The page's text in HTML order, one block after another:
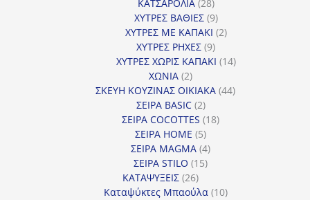
ΚΑΤΣΑΡΟΛΙΑ 28
προϊόντα
ΧΥΤΡΕΣ ΒΑΘΙΕΣ 99
προϊόντα
ΧΥΤΡΕΣ ΜΕ ΚΑΠΑΚΙ 22
ΧΥΤΡΕΣ ΡΗΧΕΣ 99
προϊόντα
ΧΥΤΡΕΣ ΧΩΡΙΣ ΚΑΠΑΚΙ 1414
ΧΩΝΙΑ 22
προϊόντα
ΣΚΕΥΗ ΚΟΥΖΙΝΑΣ ΟΙΚΙΑΚΑ 4444
ΣΕΙΡΑ BASIC 22
προϊόντα
ΣΕΙΡΑ COCOTTES 1818
ΣΕΙΡΑ HOME 55
προϊόντα
ΣΕΙΡΑ MAGMA 44
προϊόντα
ΣΕΙΡΑ STILO 1515
ΚΑΤΑΨΥΞΕΙΣ 2626
προϊόντα
Καταψύκτες Μπαούλα 1010